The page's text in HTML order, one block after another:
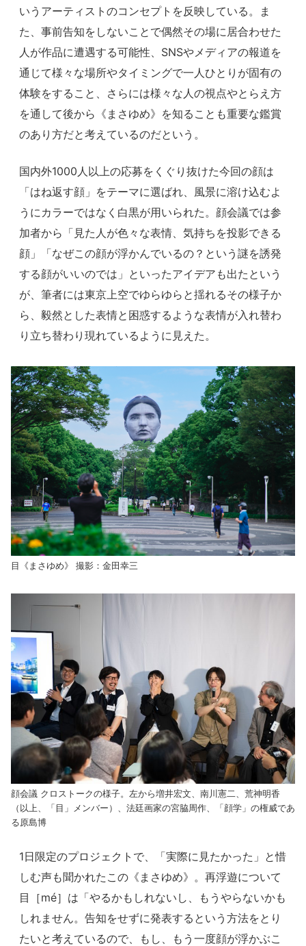
いうアーティストのコンセプトを反映している。ま
た、事前告知をしないことで偶然その場に居合わせた
人が作品に遭遇する可能性、SNSやメディアの報道を
通じて様々な場所やタイミングで一人ひとりが固有の
体験をすること、さらには様々な人の視点やとらえ方
を通して後から《まさゆめ》を知ることも重要な鑑賞
のあり方だと考えているのだという。
国内外1000人以上の応募をくぐり抜けた今回の顔は
「はね返す顔」をテーマに選ばれ、風景に溶け込むよ
うにカラーではなく白黒が用いられた。顔会議では参
加者から「見た人が色々な表情、気持ちを投影できる
顔」「なぜこの顔が浮かんでいるの？という謎を誘発
する顔がいいのでは」といったアイデアも出たという
が、筆者には東京上空でゆらゆらと揺れるその様子か
ら、毅然とした表情と困惑するような表情が入れ替わ
り立ち替わり現れているように見えた。
目《まさゆめ》 撮影：金田幸三
顔会議 クロストークの様子。左から増井宏文、南川憲二、荒神明香
（以上、「目」メンバー）、法廷画家の宮脇周作、「顔学」の権威であ
る原島博
1日限定のプロジェクトで、「実際に見たかった」と惜
しむ声も聞かれたこの《まさゆめ》。再浮遊について
目［mé］は「やるかもしれないし、もうやらないかも
しれません。告知をせずに発表するという方法をとり
たいと考えているので、もし、もう一度顔が浮かぶこ